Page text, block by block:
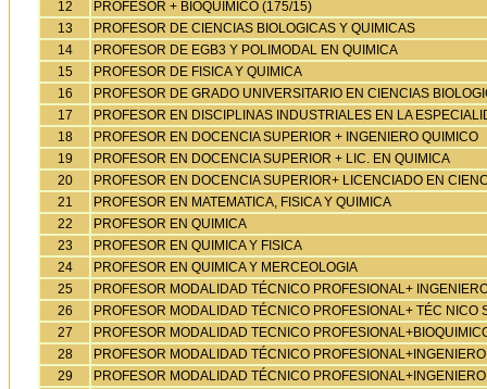
12
PROFESOR + BIOQUIMICO (175/15)
13
PROFESOR DE CIENCIAS BIOLOGICAS Y QUIMICAS
14
PROFESOR DE EGB3 Y POLIMODAL EN QUIMICA
15
PROFESOR DE FISICA Y QUIMICA
16
PROFESOR DE GRADO UNIVERSITARIO EN CIENCIAS
17
PROFESOR EN DISCIPLINAS INDUSTRIALES EN LA
18
PROFESOR EN DOCENCIA SUPERIOR + INGENIERO QUIMICO
19
PROFESOR EN DOCENCIA SUPERIOR + LIC. EN QUIMICA
20
PROFESOR EN DOCENCIA SUPERIOR+ LICENCIADO EN
21
PROFESOR EN MATEMATICA, FISICA Y QUIMICA
22
PROFESOR EN QUIMICA
23
PROFESOR EN QUIMICA Y FISICA
24
PROFESOR EN QUIMICA Y MERCEOLOGIA
25
PROFESOR MODALIDAD TÉCNICO PROFESIONAL+
26
PROFESOR MODALIDAD TÉCNICO PROFESIONAL+ TÉC NICO
27
PROFESOR MODALIDAD TECNICO
28
PROFESOR MODALIDAD TÉCNICO
29
PROFESOR MODALIDAD TÉCNICO